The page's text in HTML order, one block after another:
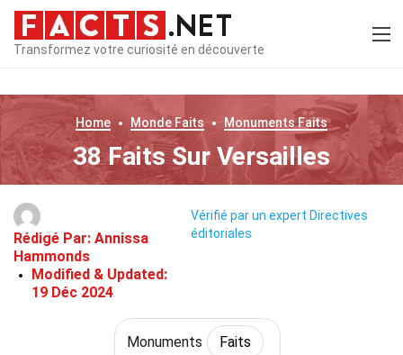
Transformez votre curiosité en découverte
Home Monde Faits MonumentsFaits
38 Faits Sur Versailles
Rédigé Par: Annissa
Hammonds
Modified & Updated:
19 Déc 2024
Vérifié par un expert Directives
éditoriales
Monuments Faits